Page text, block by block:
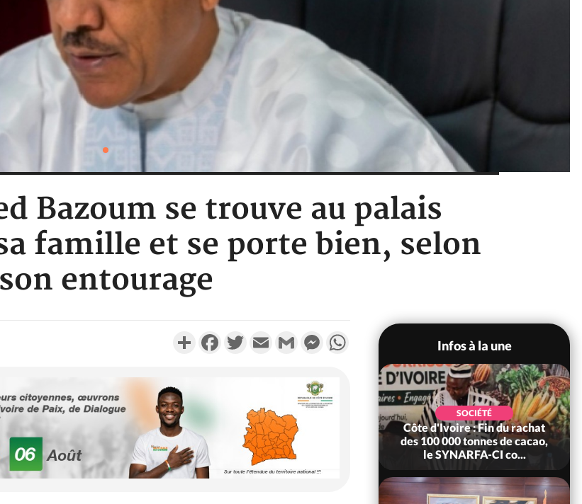
Bazoum se trouve au palais
famille et se porte bien, selon
son entourage
PartagerFacebookTwitterEmail Gmail MessengerWhatsApp
Infos à la une
POLITIQUE
Côte d'Ivoire : Fête nationale,
Alassane Ouattara accorde
la grâce à 4 661...
SOCIÉTÉ
Côte d'Ivoire : Fin du rachat
des 100 000 tonnes de cacao,
le SYNARFA-CI co...